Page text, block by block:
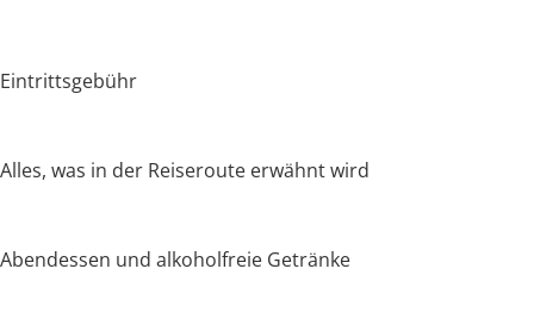
Eintrittsgebühr
Alles, was in der Reiseroute erwähnt wird
Abendessen und alkoholfreie Getränke